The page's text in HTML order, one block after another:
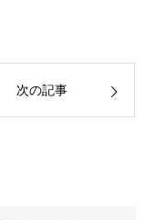
次の記事